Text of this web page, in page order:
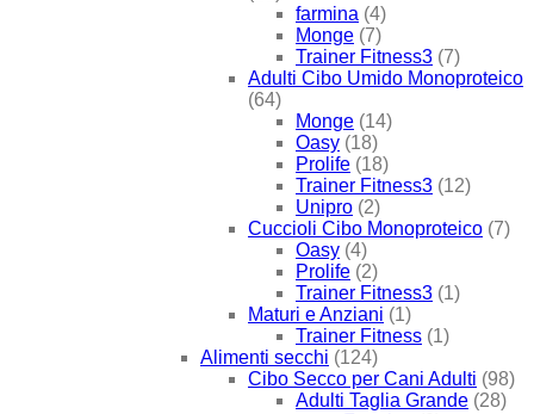
farmina (4)
Monge (7)
Trainer Fitness3 (7)
Adulti Cibo Umido Monoproteico
(64)
Monge (14)
Oasy (18)
Prolife (18)
Trainer Fitness3 (12)
Unipro (2)
Cuccioli Cibo Monoproteico (7)
Oasy (4)
Prolife (2)
Trainer Fitness3 (1)
Maturi e Anziani (1)
Trainer Fitness (1)
Alimenti secchi (124)
Cibo Secco per Cani Adulti (98)
Adulti Taglia Grande (28)